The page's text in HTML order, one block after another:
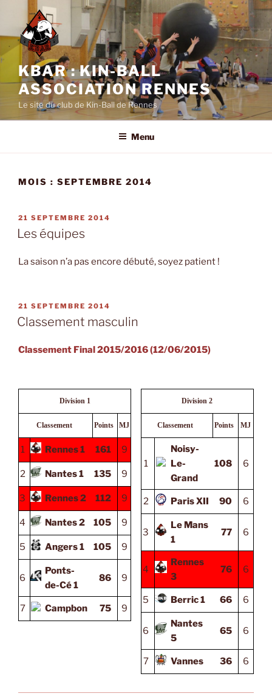
contenu
principal
KBAR : KIN-BALL
ASSOCIATION RENNES
Le site du club de Kin-Ball de Rennes
Menu
MOIS : SEPTEMBRE 2014
PUBLIÉ
LE
21 SEPTEMBRE 2014
Les équipes
La saison n’a pas encore débuté, soyez patient !
PUBLIÉ
LE
21 SEPTEMBRE 2014
Classement masculin
Classement Final 2015/2016 (12/06/2015)
Division 1
Classement Points MJ
1 Rennes 1 161 9
2 Nantes 1 135 9
3 Rennes 2 112 9
4 Nantes 2 105 9
5 Angers 1 105 9
6
Ponts-
de-Cé 1
86 9
7 Campbon 75 9
Division 2
Classement Points MJ
1
Noisy-
Le-
Grand
108 6
2 Paris XII 90 6
3
Le Mans
1
77 6
4
Rennes
3
76 6
5 Berric 1 66 6
6
Nantes
5
65 6
7 Vannes 36 6